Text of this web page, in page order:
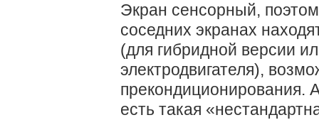
Экран сенсорный,
соседних экранах
(для гибридной версии
электродвигателя),
прекондиционирования.
есть такая